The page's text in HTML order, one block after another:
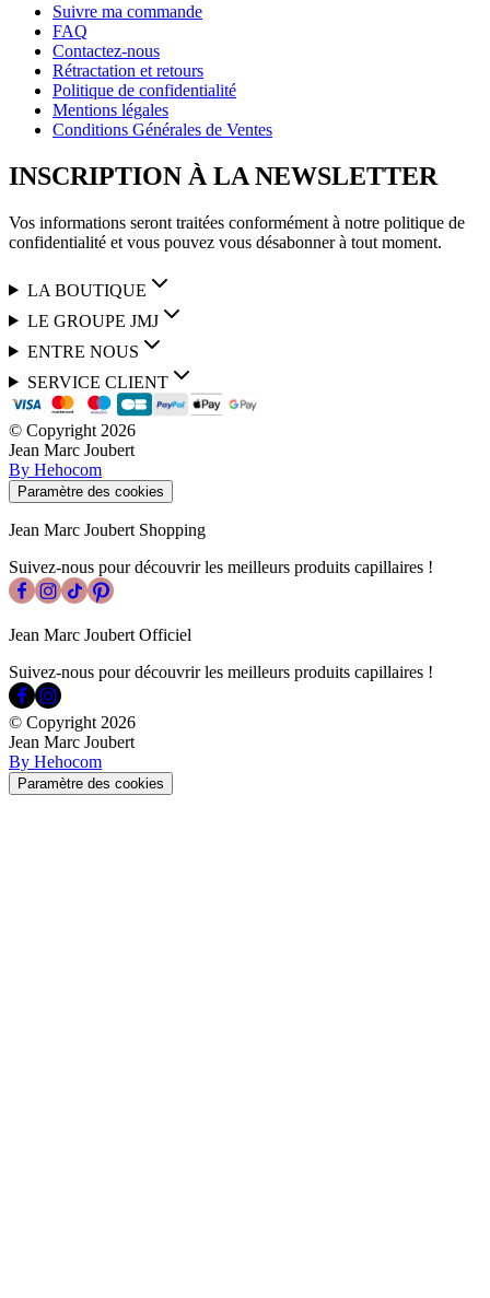
Suivre ma commande
FAQ
Contactez-nous
Rétractation et retours
Politique de confidentialité
Mentions légales
Conditions Générales de Ventes
INSCRIPTION À LA NEWSLETTER
Vos informations seront traitées conformément à notre politique de
confidentialité et vous pouvez vous désabonner à tout moment.
LA BOUTIQUE
LE GROUPE JMJ
ENTRE NOUS
SERVICE CLIENT
© Copyright 2026
Jean Marc Joubert
By Hehocom
Paramètre des cookies
Jean Marc Joubert Shopping
Suivez-nous pour découvrir les meilleurs produits capillaires !
Jean Marc Joubert Officiel
Suivez-nous pour découvrir les meilleurs produits capillaires !
© Copyright 2026
Jean Marc Joubert
By Hehocom
Paramètre des cookies